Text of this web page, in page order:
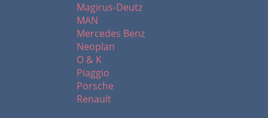
Magirus-Deutz
MAN
Mercedes Benz
Neoplan
O & K
Piaggio
Porsche
Renault